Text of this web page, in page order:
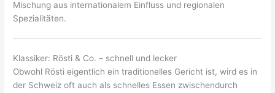
Mischung aus internationalem Einfluss und regionalen
Spezialitäten.
Klassiker: Rösti & Co. – schnell und lecker
Obwohl Rösti eigentlich ein traditionelles Gericht ist, wird es in
der Schweiz oft auch als schnelles Essen zwischendurch